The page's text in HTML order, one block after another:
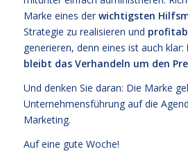
Marke eines der wichtigsten
Strategie zu realisieren und
generieren, denn eines ist auch klar:
bleibt das Verhandeln um den
Und denken Sie daran: Die Marke
Unternehmensführung auf die
Marketing.
Auf eine gute Woche!